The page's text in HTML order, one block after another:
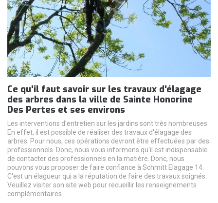
Ce qu'il faut savoir sur les travaux d'élagage
des arbres dans la ville de Sainte Honorine
Des Pertes et ses environs
Les interventions d'entretien sur les jardins sont très nombreuses.
En effet, il est possible de réaliser des travaux d'élagage des
arbres. Pour nous, ces opérations devront être effectuées par des
professionnels. Donc, nous vous informons qu'il est indispensable
de contacter des professionnels en la matière. Donc, nous
pouvons vous proposer de faire confiance à Schmitt Elagage 14.
C'est un élagueur qui a la réputation de faire des travaux soignés.
Veuillez visiter son site web pour recueillir les renseignements
complémentaires.